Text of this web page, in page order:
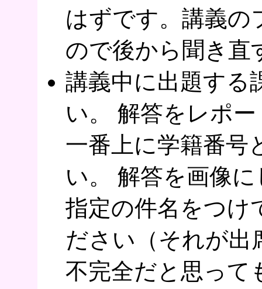
はずです。講義の
ので後から聞き直
講義中に出題する
い。 解答をレポ
一番上に学籍番号
い。 解答を画像
指定の件名をつけ
ださい（それが出
不完全だと思って